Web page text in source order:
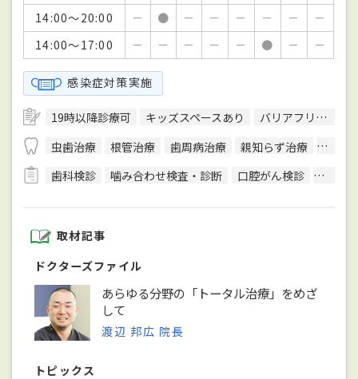
14:00～20:00
－ ● － － － － －
－
14:00～17:00
－ － － － － ● － －
感染症対策実施
19時以降診療可 キッズスペースあり
バリアフリー対応
虫歯治療
根管治療 歯周病治療 親知らず治療
顎関
歯科検診
噛み合わせ検査・診断 口腔がん検診 唾液検
取材記事
ドクターズファイル
あらゆる分野の「トータル治療」をめざ
して
渡辺 邦広 院長
トピックス